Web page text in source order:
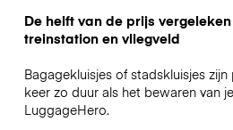
De helft van de prijs
treinstation en vliegveld
Bagagekluisjes of stadskluisjes
keer zo duur als het bewaren van
LuggageHero.